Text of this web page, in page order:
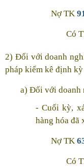
Nợ TK
Có
2) Đối với doanh
pháp kiểm kê định kỳ
a) Đối với doanh
- Cuối kỳ,
hàng hóa đã
Nợ TK
Có